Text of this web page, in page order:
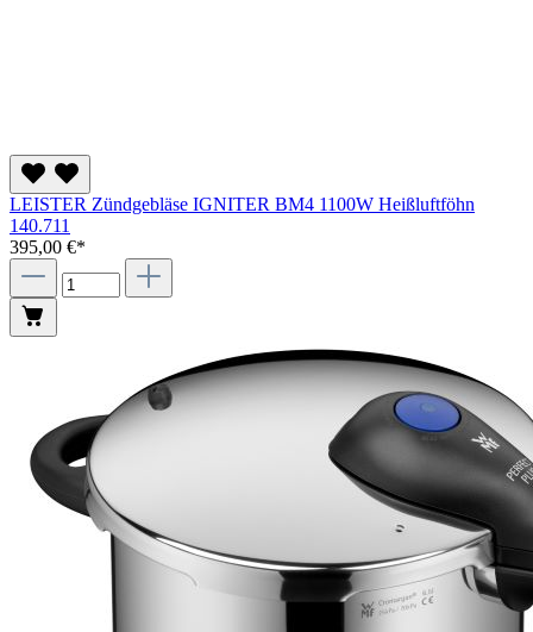
LEISTER Zündgebläse IGNITER BM4 1100W Heißluftföhn
140.711
395,00 €*